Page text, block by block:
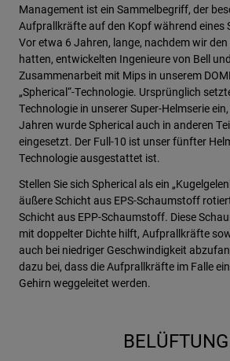
Management ist ein Sammelbegriff, der
Aufprallkräfte auf den Kopf während eines
Vor etwa 6 Jahren, lange, nachdem wir
hatten, entwickelten Ingenieure von Bell
Zusammenarbeit mit Mips in unserem
„Spherical“-Technologie. Ursprünglich
Technologie in unserer Super-Helmserie
Jahren wurde Spherical auch in anderen
eingesetzt. Der Full-10 ist unser fünfter
Technologie ausgestattet ist.
Stellen Sie sich Spherical als ein
äußere Schicht aus EPS-Schaumstoff
Schicht aus EPP-Schaumstoff. Diese
mit doppelter Dichte hilft, Aufprallkräfte
auch bei niedriger Geschwindigkeit
dazu bei, dass die Aufprallkräfte im Falle
Gehirn weggeleitet werden.
BELÜFTUNG